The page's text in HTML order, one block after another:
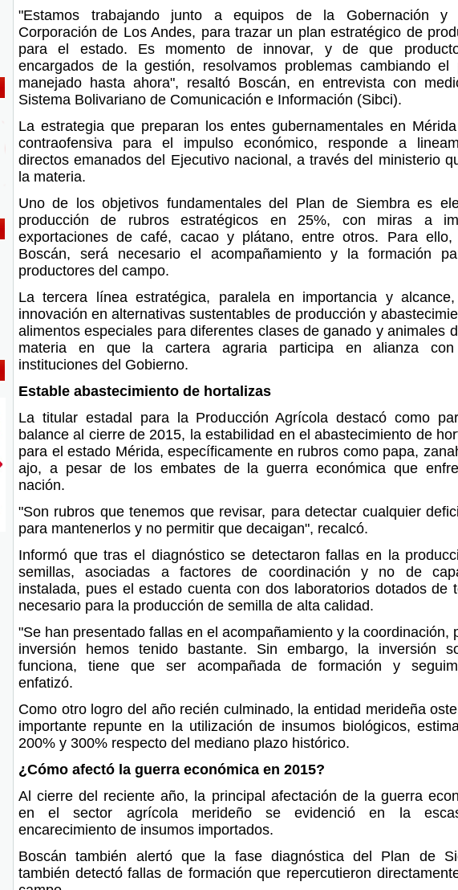
"Estamos trabajando junto a equipos de la Gobernación
Corporación de Los Andes, para trazar un plan estratégico de
para el estado. Es momento de innovar, y de que
encargados de la gestión, resolvamos problemas cambiando el
manejado hasta ahora", resaltó Boscán, en entrevista con
Sistema Bolivariano de Comunicación e Información (Sibci).
La estrategia que preparan los entes gubernamentales en
contraofensiva para el impulso económico, responde a
directos emanados del Ejecutivo nacional, a través del ministerio
la materia.
Uno de los objetivos fundamentales del Plan de Siembra es
producción de rubros estratégicos en 25%, con miras a
exportaciones de café, cacao y plátano, entre otros. Para ello,
Boscán, será necesario el acompañamiento y la formación
productores del campo.
La tercera línea estratégica, paralela en importancia y
innovación en alternativas sustentables de producción y
alimentos especiales para diferentes clases de ganado y animales
materia en que la cartera agraria participa en alianza
instituciones del Gobierno.
Estable abastecimiento de hortalizas
La titular estadal para la Producción Agrícola destacó como
balance al cierre de 2015, la estabilidad en el abastecimiento de
para el estado Mérida, específicamente en rubros como papa,
ajo, a pesar de los embates de la guerra económica que
nación.
"Son rubros que tenemos que revisar, para detectar cualquier
para mantenerlos y no permitir que decaigan", recalcó.
Informó que tras el diagnóstico se detectaron fallas en la
semillas, asociadas a factores de coordinación y no de
instalada, pues el estado cuenta con dos laboratorios dotados de
necesario para la producción de semilla de alta calidad.
"Se han presentado fallas en el acompañamiento y la coordinación,
inversión hemos tenido bastante. Sin embargo, la inversión
funciona, tiene que ser acompañada de formación y
enfatizó.
Como otro logro del año recién culminado, la entidad merideña
importante repunte en la utilización de insumos biológicos,
200% y 300% respecto del mediano plazo histórico.
¿Cómo afectó la guerra económica en 2015?
Al cierre del reciente año, la principal afectación de la guerra
en el sector agrícola merideño se evidenció en la
encarecimiento de insumos importados.
Boscán también alertó que la fase diagnóstica del Plan de
también detectó fallas de formación que repercutieron